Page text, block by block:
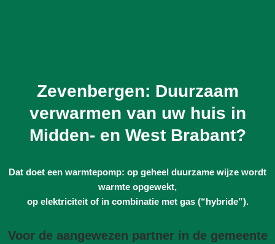
Zevenbergen: Duurzaam
verwarmen van uw huis in
Midden- en West Brabant?
Dat doet een warmtepomp: op geheel duurzame wijze wordt
warmte opgewekt,
op elektriciteit of in combinatie met gas (“hybride”).
Voor de aangewezen partner in de gemeente